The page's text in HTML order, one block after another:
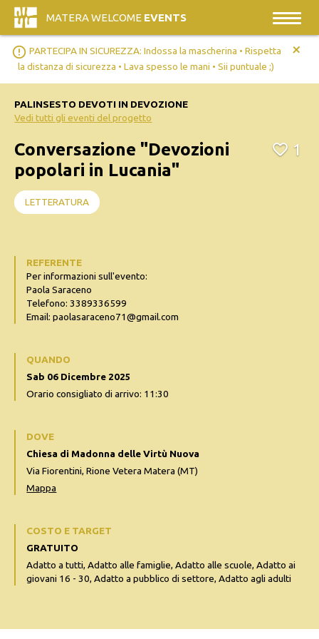
MATERA WELCOME EVENTS
error_outline PARTECIPA IN SICUREZZA: Indossa la mascherina • Rispetta
la distanza di sicurezza • Lava spesso le mani • Sii puntuale ;)
+
PALINSESTO DEVOTI IN DEVOZIONE
Vedi tutti gli eventi del progetto
Conversazione "Devozioni
popolari in Lucania"
1
LETTERATURA
REFERENTE
Per informazioni sull'evento:
Paola Saraceno
Telefono: 3389336599
Email: paolasaraceno71@gmail.com
QUANDO
Sab 06 Dicembre 2025
Orario consigliato di arrivo: 11:30
DOVE
Chiesa di Madonna delle Virtù Nuova
Via Fiorentini, Rione Vetera Matera (MT)
Mappa
COSTO E TARGET
GRATUITO
Adatto a tutti, Adatto alle famiglie, Adatto alle scuole, Adatto ai
giovani 16 - 30, Adatto a pubblico di settore, Adatto agli adulti